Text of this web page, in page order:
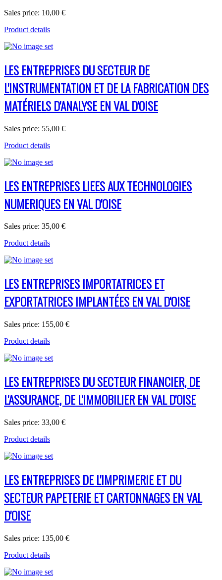
Sales price: 10,00 €
Product details
LES ENTREPRISES DU SECTEUR DE
L'INSTRUMENTATION ET DE LA FABRICATION DES
MATÉRIELS D'ANALYSE EN VAL D'OISE
Sales price: 55,00 €
Product details
LES ENTREPRISES LIEES AUX TECHNOLOGIES
NUMERIQUES EN VAL D'OISE
Sales price: 35,00 €
Product details
LES ENTREPRISES IMPORTATRICES ET
EXPORTATRICES IMPLANTÉES EN VAL D'OISE
Sales price: 155,00 €
Product details
LES ENTREPRISES DU SECTEUR FINANCIER, DE
L'ASSURANCE, DE L'IMMOBILIER EN VAL D'OISE
Sales price: 33,00 €
Product details
LES ENTREPRISES DE L'IMPRIMERIE ET DU
SECTEUR PAPETERIE ET CARTONNAGES EN VAL
D'OISE
Sales price: 135,00 €
Product details